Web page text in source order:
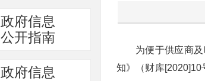
政府信息
公开指南
政府信息
为便于供应商
知》（财库[2020]10